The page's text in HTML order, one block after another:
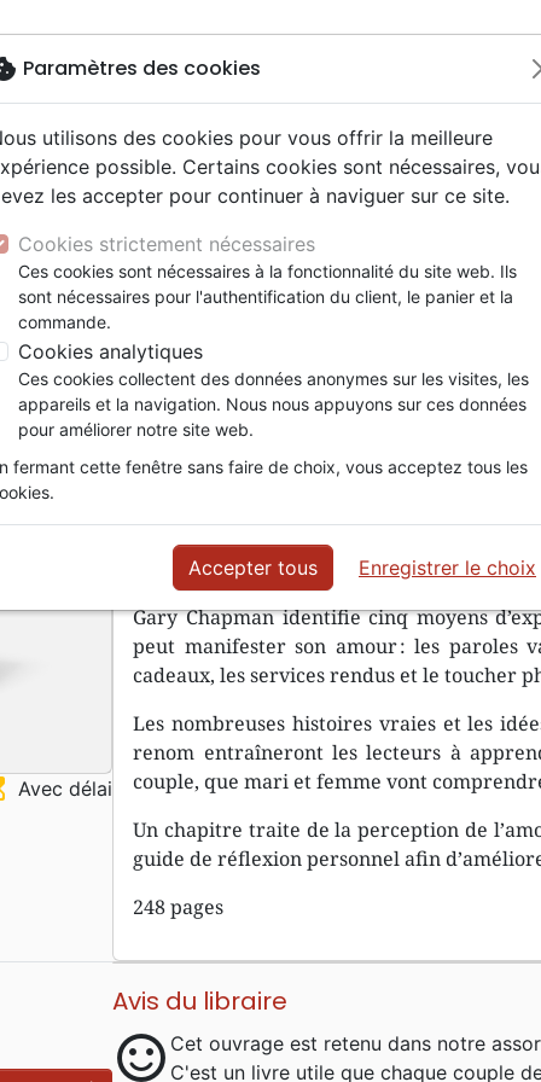
NouveautésBibles
courant
Français fondamental
Autres versions
Bibles d'étude
Bibles audio
Livres
sectes
adoration, louange
Famille, couple
Personne, santé
Ethique, société, politique
Religions
ans
Adolescents, jeunes
Enseignement jeunesse
Noël, Musique de fête
Recueils et partitions
reportages
animés
Concerts, spectacles
Willow Tree
Objets cadeaux
Jeux
Fourres de Bible
LANGAGES DE L'AMOUR (LES) - LES ACTES QUI
Les langages de l'amour
CHAPMAN GARY & MYRA HAROLD
RéférenceFAR4452 EAN9782863144527
Description
Si deux personnes désirent
domaine des sentiments, où, dit
conjoint, peuvent être aussi différents que
Gary Chapman identifie cinq moyens
peut manifester son amour : les paroles
cadeaux, les services rendus et le toucher
Les nombreuses histoires vraies et les
renom entraîneront les lecteurs à
couple, que mari et femme vont
Un chapitre traite de la perception de
guide de réflexion personnel afin
248 pages
Avis du libraire
sentiment_satisfied Cet ouvrage est retenu dans notre
C'est un livre utile que chaque couple
Avec délai
Paramètres des cookies
utilisons des cookies pour vous offrir la meilleure
possible. Certains cookies sont nécessaires,
les accepter pour continuer à naviguer sur ce site.
Cookies strictement nécessaires
Ces cookies sont nécessaires à la fonctionnalité du site web. Ils
sont nécessaires pour l'authentification du client, le panier et la
commande.
Cookies analytiques
Ces cookies collectent des données anonymes sur les visites, les
appareils et la navigation. Nous nous appuyons sur ces données
pour améliorer notre site web.
fermant cette fenêtre sans faire de choix, vous acceptez tous les
Accepter tous Enregistrer le choix